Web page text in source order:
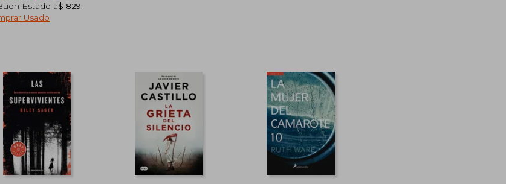
50%
dcto.
Estado a$ 829
Usado
40%
dcto.
$ 1.802
$ 1.081
35%
dcto.